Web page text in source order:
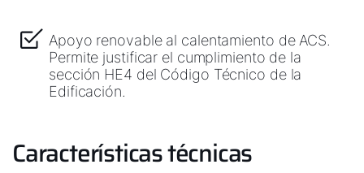
Apoyo renovable al calentamiento de ACS.
Permite justificar el cumplimiento de la
sección HE4 del Código Técnico de la
Edificación.
Características técnicas